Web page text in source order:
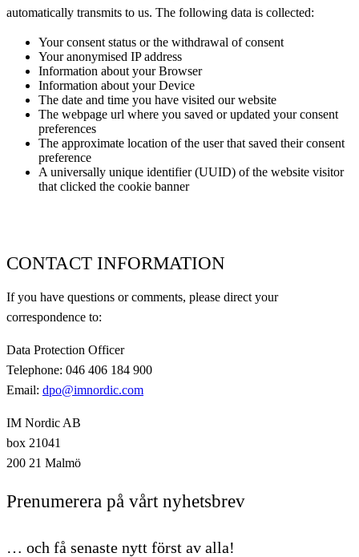
automatically transmits to us. The following data is collected:
Your consent status or the withdrawal of consent
Your anonymised IP address
Information about your Browser
Information about your Device
The date and time you have visited our website
The webpage url where you saved or updated your consent
preferences
The approximate location of the user that saved their consent
preference
A universally unique identifier (UUID) of the website visitor
that clicked the cookie banner
CONTACT INFORMATION
If you have questions or comments, please direct your
correspondence to:
Data Protection Officer
Telephone: 046 406 184 900
Email: dpo@imnordic.com
IM Nordic AB
box 21041
200 21 Malmö
Prenumerera på vårt nyhetsbrev
… och få senaste nytt först av alla!